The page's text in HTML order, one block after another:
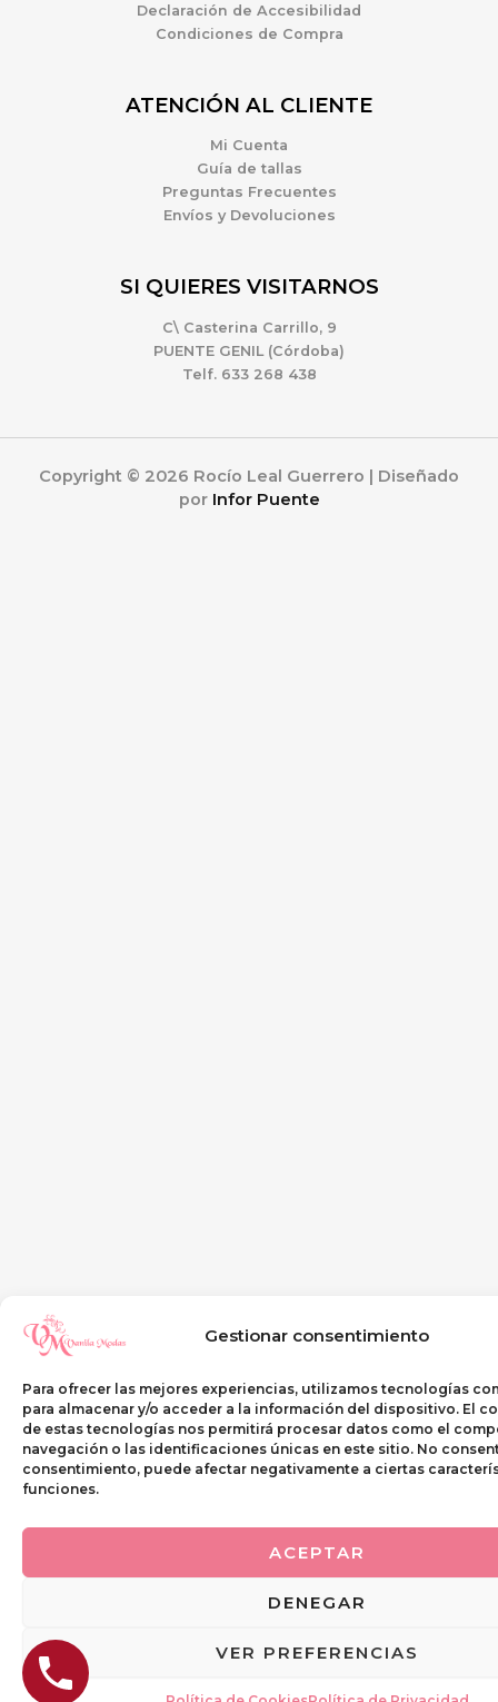
Gestionar consentimiento
Para ofrecer las mejores experiencias, utilizamos tecnologías
para almacenar y/o acceder a la información del dispositivo. El
de estas tecnologías nos permitirá procesar datos como el
navegación o las identificaciones únicas en este sitio. No
consentimiento, puede afectar negativamente a ciertas
funciones.
ACEPTAR
DENEGAR
VER PREFERENCIAS
Declaración de Accesibilidad
Condiciones de Compra
ATENCIÓN AL CLIENTE
Mi Cuenta
Guía de tallas
Preguntas Frecuentes
Envíos y Devoluciones
SI QUIERES VISITARNOS
C\ Casterina Carrillo, 9
PUENTE GENIL (Córdoba)
Telf. 633 268 438
Copyright © 2026 Rocío Leal Guerrero | Diseñado
por Infor Puente